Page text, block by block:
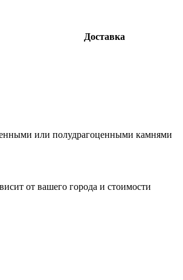
Доставка
или полудрагоценными камнями
от вашего города и стоимости